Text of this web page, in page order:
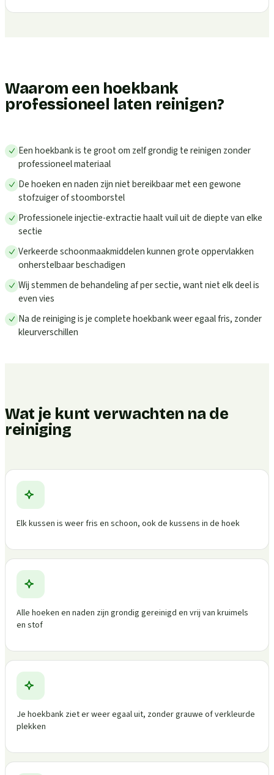
Waarom een hoekbank
professioneel laten reinigen?
Een hoekbank is te groot om zelf grondig te reinigen zonder
professioneel materiaal
De hoeken en naden zijn niet bereikbaar met een gewone
stofzuiger of stoomborstel
Professionele injectie-extractie haalt vuil uit de diepte van elke
sectie
Verkeerde schoonmaakmiddelen kunnen grote oppervlakken
onherstelbaar beschadigen
Wij stemmen de behandeling af per sectie, want niet elk deel is
even vies
Na de reiniging is je complete hoekbank weer egaal fris, zonder
kleurverschillen
Wat je kunt verwachten na de
reiniging
Elk kussen is weer fris en schoon, ook de kussens in de hoek
Alle hoeken en naden zijn grondig gereinigd en vrij van kruimels
en stof
Je hoekbank ziet er weer egaal uit, zonder grauwe of verkleurde
plekken